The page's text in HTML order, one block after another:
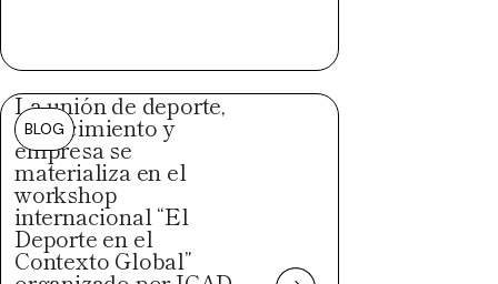
BLOG
La unión de deporte,
conocimiento y
empresa se
materializa en el
workshop
internacional “El
Deporte en el
Contexto Global”